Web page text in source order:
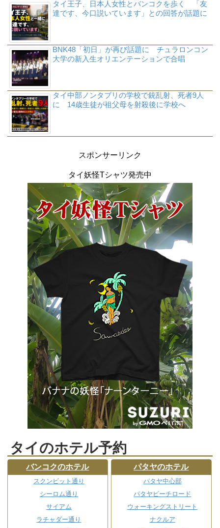
タイ王子、日本人女性とバンコクを歩く 「友
達です、今口説いています」との回答が話題に
BNK48「初日」が再び話題に チュラロンコン
大学の新入生オリエンテーションで合唱
タイ中部ノンタブリの学校で銃乱射、死者9人
に 14歳生徒が祖父母を射殺後に学校へ
スポンサーリンク
タイ妖怪Tシャツ発売中
タイのホテル予約
バンコクのホテル
スクンビット通り
シーロム通り
サイアム
ラチャダー通り
パタヤのホテル
パタヤ中心部
パタヤビーチロード
ウォーキングストリート
ナクルア